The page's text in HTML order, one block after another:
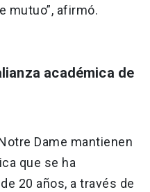
mutuo”, afirmó.
académica de
Dame mantienen
que se ha
20 años, a través de